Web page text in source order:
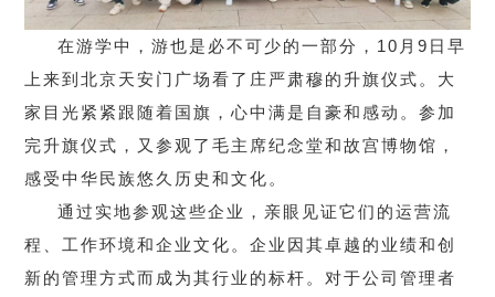
在游学中，游也是必不可少的一部分，10月9日早
上来到北京天安门广场看了庄严肃穆的升旗仪式。大
家目光紧紧跟随着国旗，心中满是自豪和感动。参加
完升旗仪式，又参观了毛主席纪念堂和故宫博物馆，
感受中华民族悠久历史和文化。
通过实地参观这些企业，亲眼见证它们的运营流
程、工作环境和企业文化。企业因其卓越的业绩和创
新的管理方式而成为其行业的标杆。对于公司管理者